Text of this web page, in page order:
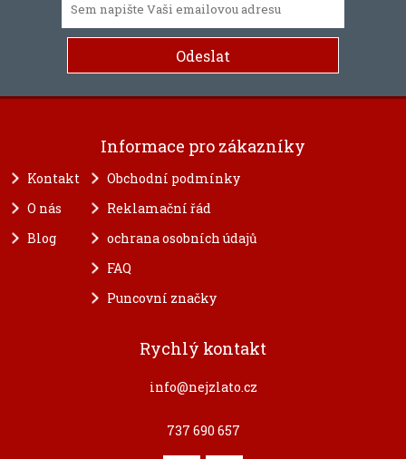
Informace pro zákazníky
Kontakt
O nás
Blog
Obchodní podmínky
Reklamační řád
ochrana osobních údajů
FAQ
Puncovní značky
Rychlý kontakt
info@nejzlato.cz
737 690 657